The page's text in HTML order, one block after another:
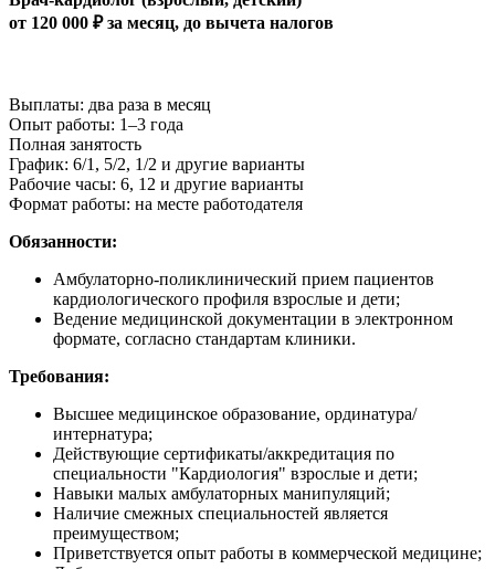
от 120 000 ₽ за месяц, до вычета налогов
Выплаты: два раза в месяц
Опыт работы: 1–3 года
Полная занятость
График: 6/1, 5/2, 1/2 и другие варианты
Рабочие часы: 6, 12 и другие варианты
Формат работы: на месте работодателя
Обязанности:
Амбулаторно-поликлинический прием пациентов
кардиологического профиля взрослые и дети;
Ведение медицинской документации в электронном
формате, согласно стандартам клиники.
Требования:
Высшее медицинское образование, ординатура/
интернатура;
Действующие сертификаты/аккредитация по
специальности "Кардиология" взрослые и дети;
Навыки малых амбулаторных манипуляций;
Наличие смежных специальностей является
преимуществом;
Приветствуется опыт работы в коммерческой медицине;